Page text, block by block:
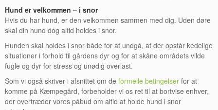
Hund er velkommen – i snor
Hvis du har hund, er den velkommen sammen med dig. Uden døre
skal din hund dog altid holdes i snor.
Hunden skal holdes i snor både for at undgå, at der opstår kedelige
situationer i forhold til gårdens dyr og for at skåne områdets vilde
fugle og dyr for stress og unødig overlast.
Som vi også skriver i afsnittet om de formelle betingelser for at
komme på Kæmpegård, forbeholder vi os ret til at bortvise enhver,
der overtræder vores påbud om altid at holde hund i snor